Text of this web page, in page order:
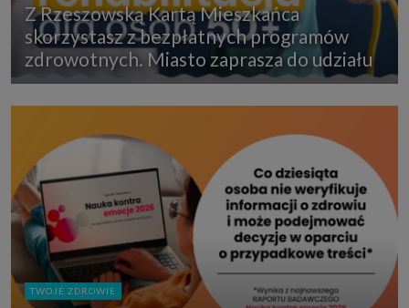
Z Rzeszowską Kartą Mieszkańca
skorzystasz z bezpłatnych programów
zdrowotnych. Miasto zaprasza do udziału
TWOJE ZDROWIE